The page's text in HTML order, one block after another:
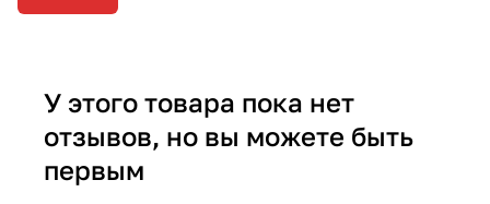
У этого товара пока нет
отзывов, но вы можете быть
первым